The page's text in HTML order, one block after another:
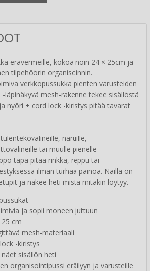
erävermeille, kokoa noin 24 × 25cm ja
tilpehöörin organisoinnin.
verkkopussukka pienten varusteiden
-läpinäkyvä mesh-rakenne tekee sisällöstä
nyöri + cord lock -kiristys pitää tavarat
naruille,
tai muulle pienelle
tapa pitää rinkka, reppu tai
ilman turhaa painoa. Näillä on
ja näkee heti mistä mitäkin löytyy.
ja sopii moneen juttuun
25 cm
mesh-materiaali
-kiristys
näet sisällön heti
organisointipussi eräilyyn ja varusteille